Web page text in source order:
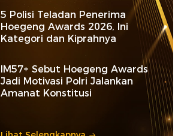
5 Polisi Teladan Penerima
Hoegeng Awards 2026, Ini
Kategori dan Kiprahnya
IM57+ Sebut Hoegeng Awards
Jadi Motivasi Polri Jalankan
Amanat Konstitusi